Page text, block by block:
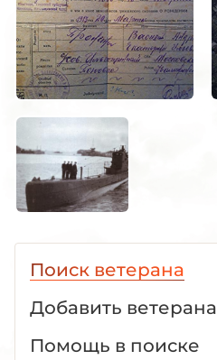
Поиск ветерана
Добавить ветерана
Помощь в поиске